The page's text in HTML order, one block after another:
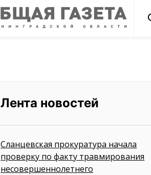
Лента новостей
Сланцевская прокуратура начала
проверку по факту травмирования
несовершеннолетнего